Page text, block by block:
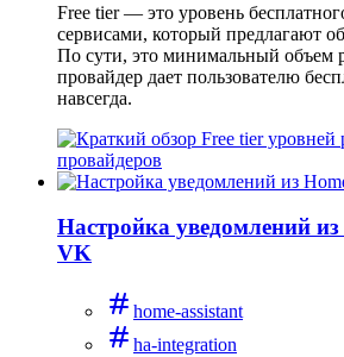
Free tier — это уровень
сервисами, который предлагают
По сути, это минимальный объем
провайдер дает пользователю
навсегда.
Настройка уведомлений
VK
home-assistant
ha-integration